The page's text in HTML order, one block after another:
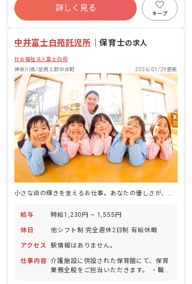
詳しく見る
キープ
中井富士白苑託児所 ｜保育士の求人
社会福祉法人富士白苑
神奈川県/足柄上郡中井町
2026/01/29更新
給与 時給1,230円 ~ 1,555円
休日 他シフト制 完全週休2日制 有給休暇
アクセス 駅情報はありません。
仕事内容 介護施設に併設された保育園にて、保育
業務全般をご担当いただきます。 ・職員